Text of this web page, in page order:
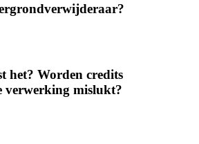
het? Worden credits
verwerking mislukt?